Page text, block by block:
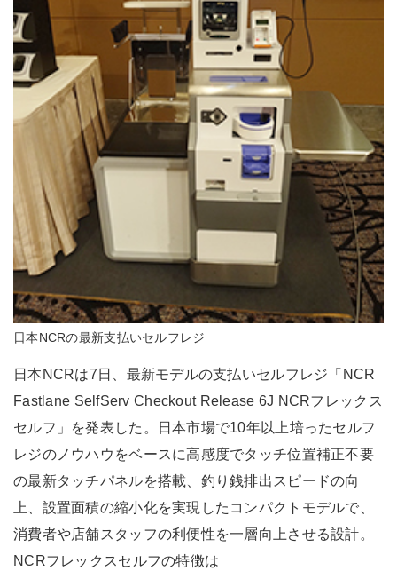
日本NCRの最新支払いセルフレジ
日本NCRは7日、最新モデルの支払いセルフレジ「NCR
Fastlane SelfServ Checkout Release 6J NCRフレックス
セルフ」を発表した。日本市場で10年以上培ったセルフ
レジのノウハウをベースに高感度でタッチ位置補正不要
の最新タッチパネルを搭載、釣り銭排出スピードの向
上、設置面積の縮小化を実現したコンパクトモデルで、
消費者や店舗スタッフの利便性を一層向上させる設計。
NCRフレックスセルフの特徴は